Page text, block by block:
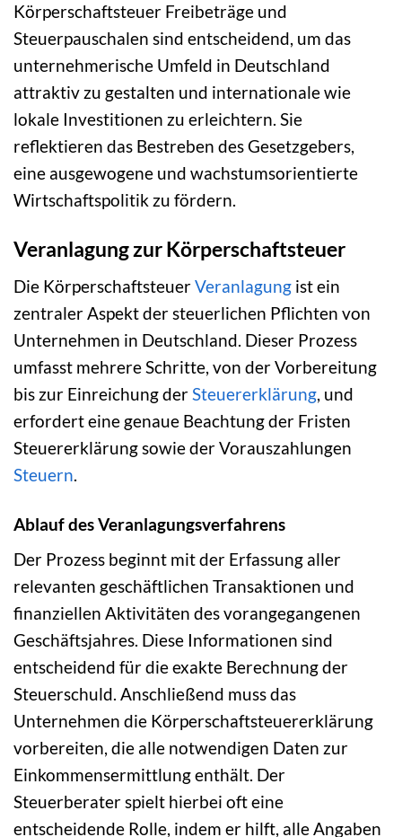
Körperschaftsteuer Freibeträge und
Steuerpauschalen sind entscheidend, um das
unternehmerische Umfeld in Deutschland
attraktiv zu gestalten und internationale wie
lokale Investitionen zu erleichtern. Sie
reflektieren das Bestreben des Gesetzgebers,
eine ausgewogene und wachstumsorientierte
Wirtschaftspolitik zu fördern.
Veranlagung zur Körperschaftsteuer
Die KörperschaftsteuerVeranlagung ist ein
zentraler Aspekt der steuerlichen Pflichten von
Unternehmen in Deutschland. Dieser Prozess
umfasst mehrere Schritte, von der Vorbereitung
bis zur Einreichung derSteuererklärung, und
erfordert eine genaue Beachtung der Fristen
Steuererklärung sowie der Vorauszahlungen
Steuern.
Ablauf des Veranlagungsverfahrens
Der Prozess beginnt mit der Erfassung aller
relevanten geschäftlichen Transaktionen und
finanziellen Aktivitäten des vorangegangenen
Geschäftsjahres. Diese Informationen sind
entscheidend für die exakte Berechnung der
Steuerschuld. Anschließend muss das
Unternehmen die Körperschaftsteuererklärung
vorbereiten, die alle notwendigen Daten zur
Einkommensermittlung enthält. Der
Steuerberater spielt hierbei oft eine
entscheidende Rolle, indem er hilft, alle Angaben